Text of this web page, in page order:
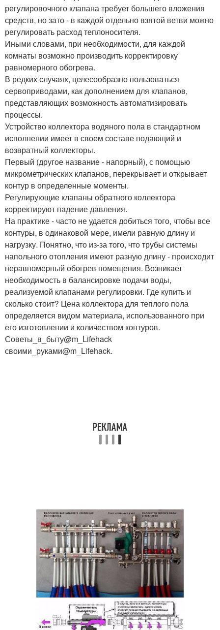
регулировочного клапана требует большего вложения
средств, но зато - в каждой отдельно взятой ветви можно
регулировать расход теплоносителя.
Иными словами, при необходимости, для каждой
комнаты возможно производить корректировку
равномерного обогрева.
В редких случаях, целесообразно пользоваться
сервоприводами, как дополнением для клапанов,
представляющих возможность автоматизировать
процессы.
Устройство коллектора водяного пола в стандартном
исполнении имеет в своем составе подающий и
возвратный коллекторы.
Первый (другое название - напорный), с помощью
микрометрических клапанов, перекрывает и открывает
контур в определенные моменты.
Регулирующие клапаны обратного коллектора
корректируют падение давления.
На практике - часто не удается добиться того, чтобы все
контуры, в одинаковой мере, имели равную длину и
нагрузку. Понятно, что из-за того, что трубы системы
напольного отопления имеют разную длину - происходит
неравномерный обогрев помещения. Возникает
необходимость в балансировке подачи воды,
реализуемой клапанами регулировки. Где купить и
сколько стоит? Цена коллектора для теплого пола
определяется видом материала, использованного при
его изготовлении и количеством контуров.
Советы_в_быту@m_Lifehack
своими_руками@m_Lifehack.